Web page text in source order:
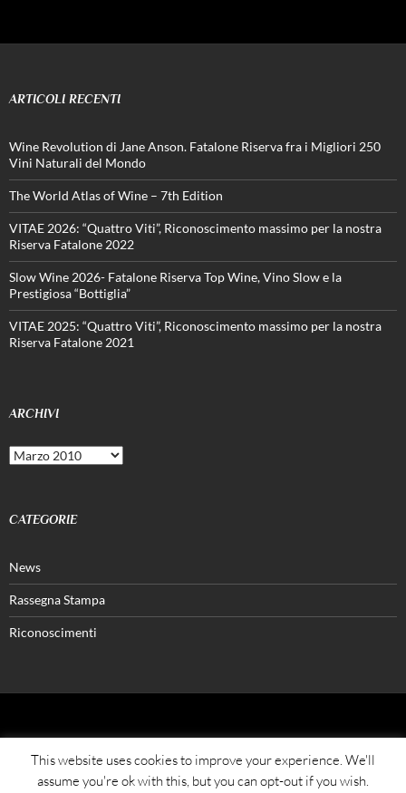
ARTICOLI RECENTI
Wine Revolution di Jane Anson. Fatalone Riserva fra i Migliori 250
Vini Naturali del Mondo
The World Atlas of Wine – 7th Edition
VITAE 2026: “Quattro Viti”, Riconoscimento massimo per la nostra
Riserva Fatalone 2022
Slow Wine 2026- Fatalone Riserva Top Wine, Vino Slow e la
Prestigiosa “Bottiglia”
VITAE 2025: “Quattro Viti”, Riconoscimento massimo per la nostra
Riserva Fatalone 2021
ARCHIVI
Archivi
CATEGORIE
News
Rassegna Stampa
Riconoscimenti
FATALONE®
Azienda Agricola Petrera Pasquale
This website uses cookies to improve your experience. We'll
assume you're ok with this, but you can opt-out if you wish.